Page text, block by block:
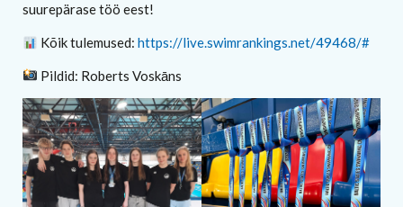
suurepärase töö eest!
Kõik tulemused:https://live.swimrankings.net/49468/#
Pildid: Roberts Voskāns